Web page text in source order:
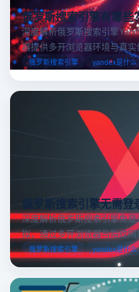
俄罗斯搜索引擎有哪
深度解析俄罗斯搜索引擎
器提供多开浏览器环境与真
据，助力跨境电商精准决策。
俄罗斯搜索引擎 yandex是什么
俄罗斯搜索引擎无需
深度解析俄罗斯搜索引擎免
拟，通过多开浏览器与指纹
跨境电商本土化运营。
俄罗斯搜索引擎 yandex是什么